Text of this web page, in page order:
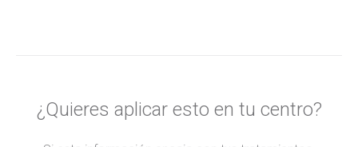
¿Quieres aplicar esto en tu centro?